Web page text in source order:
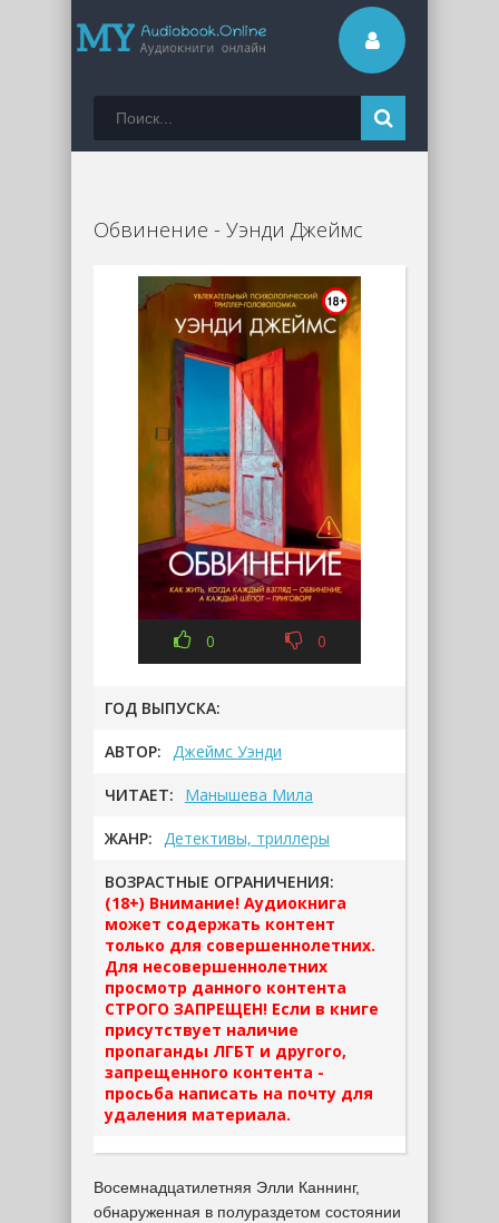
Обвинение - Уэнди Джеймс
0 0
ГОД ВЫПУСКА:
АВТОР: Джеймс Уэнди
ЧИТАЕТ: Манышева Мила
ЖАНР: Детективы, триллеры
ВОЗРАСТНЫЕ ОГРАНИЧЕНИЯ:
(18+) Внимание! Аудиокнига
может содержать контент
только для совершеннолетних.
Для несовершеннолетних
просмотр данного контента
СТРОГО ЗАПРЕЩЕН! Если в книге
присутствует наличие
пропаганды ЛГБТ и другого,
запрещенного контента -
просьба написать на почту для
удаления материала.
Восемнадцатилетняя Элли Каннинг,
обнаруженная в полураздетом состоянии